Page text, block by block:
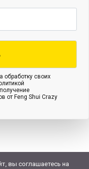
обработку своих
от Feng Shui Crazy
вы соглашаетесь на